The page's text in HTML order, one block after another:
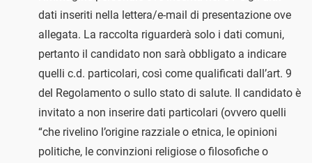
dati inseriti nella lettera/e-mail di presentazione ove
allegata. La raccolta riguarderà solo i dati comuni,
pertanto il candidato non sarà obbligato a indicare
quelli c.d. particolari, così come qualificati dall’art. 9
del Regolamento o sullo stato di salute. Il candidato è
invitato a non inserire dati particolari (ovvero quelli
“che rivelino l’origine razziale o etnica, le opinioni
politiche, le convinzioni religiose o filosofiche o